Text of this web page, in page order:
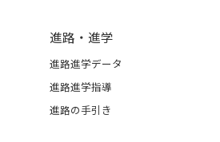
進路・進学
進路進学データ
進路進学指導
進路の手引き